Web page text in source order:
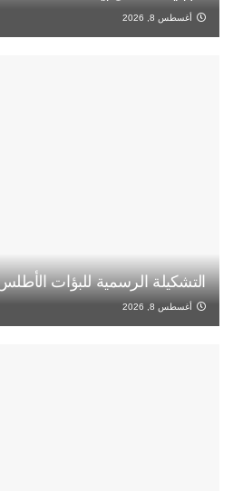
أغسطس 8, 2026
التشكيلة الرسمية للبؤات
أغسطس 8, 2026